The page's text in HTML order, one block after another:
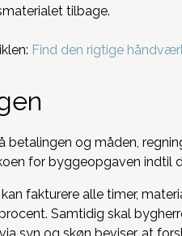
tilbage.
Find den rigtige
betalingen og måden,
for byggeopgaven indtil
kan fakturere alle timer,
Samtidig skal